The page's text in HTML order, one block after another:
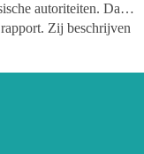
autoriteiten. Dat
Zij beschrijven